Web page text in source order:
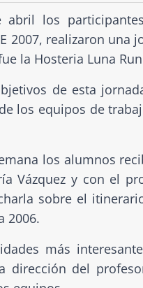
los
2007, realizaron
la Hosteria Luna
de esta
los equipos de
los alumnos
Vázquez y con el
sobre el
2006.
más
dirección del